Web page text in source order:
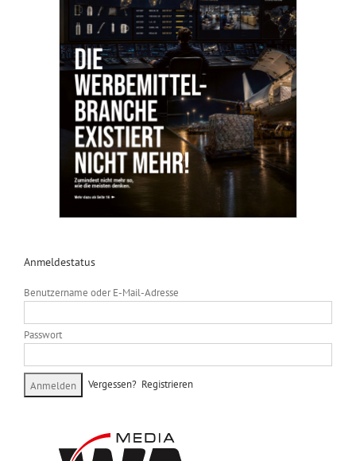
Anmeldestatus
Benutzername oder E-Mail-Adresse
Passwort
Vergessen? Registrieren